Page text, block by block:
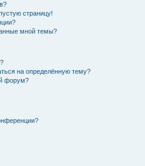
страницу!
мной темы?
на определённую тему?
форум?